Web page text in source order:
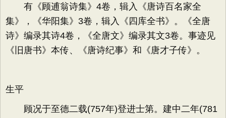
有《顾逋翁诗集》4卷，辑入《唐诗百名家全
集》，《华阳集》3卷，辑入《四库全书》。《全唐
诗》编录其诗4卷，《全唐文》编录其文3卷。事迹见
《旧唐书》本传、《唐诗纪事》和《唐才子传》。
生平
顾况于至德二载(757年)登进士第。建中二年(781